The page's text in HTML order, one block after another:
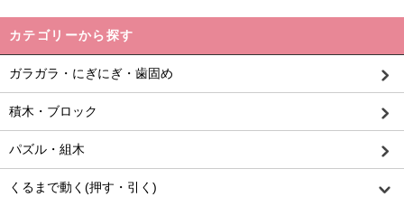
カテゴリーから探す
ガラガラ・にぎにぎ・歯固め
積木・ブロック
パズル・組木
くるまで動く(押す・引く)